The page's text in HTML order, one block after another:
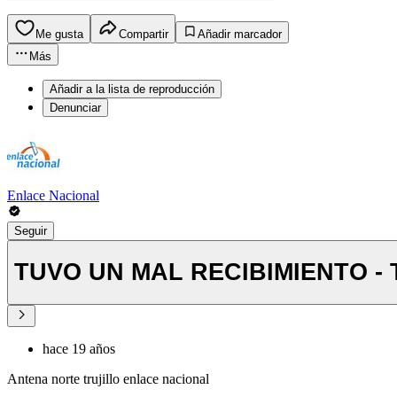
Me gusta Compartir
Añadir marcador
Más
Añadir a la lista de reproducción
Denunciar
Enlace Nacional
Seguir
TUVO UN MAL RECIBIMIENTO -
hace 19 años
Antena norte trujillo enlace nacional